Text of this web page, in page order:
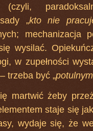
„kto nie
mechanizacja
wysilać.
w zupełności
trzeba być „
martwić żeby
staje się
wydaje się, że